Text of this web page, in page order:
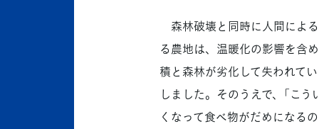
森林破壊と同時に人間によ
る農地は、温暖化の影響を含
積と森林が劣化して失われて
しました。そのうえで、「こ
くなって食べ物がだめになる